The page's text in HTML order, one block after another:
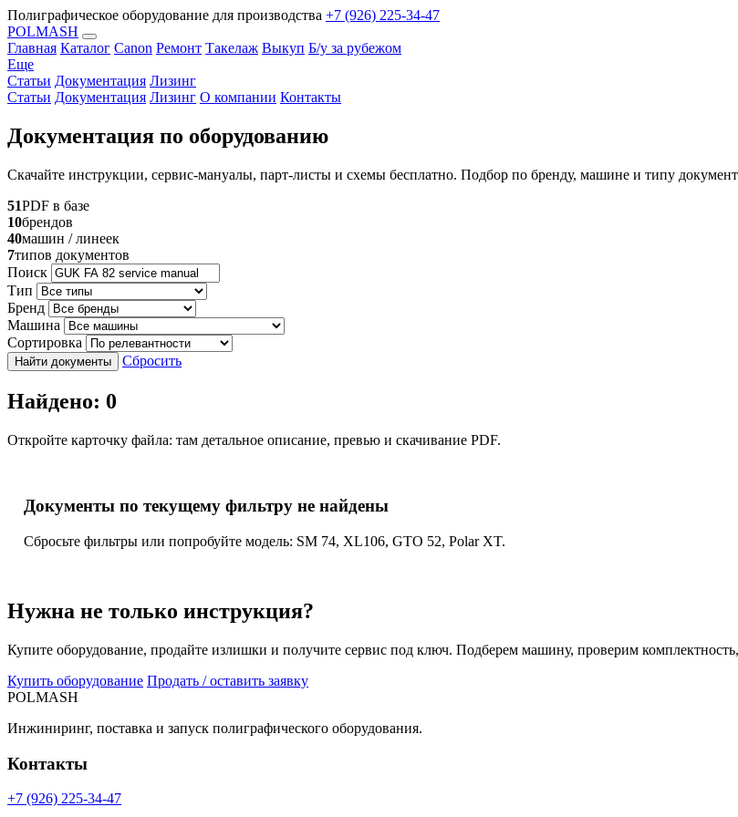
Полиграфическое оборудование для производства +7 (926) 225-34-47
POLMASH
Главная Каталог Canon Ремонт Такелаж Выкуп Б/у за рубежом
Еще
Статьи Документация Лизинг
Статьи Документация Лизинг О компании Контакты
Документация по оборудованию
Скачайте инструкции, сервис-мануалы, парт-листы и схемы бесплатно. Подбор по бренду, машине и типу
51PDF в базе
10брендов
40машин / линеек
7типов документов
Поиск
Тип
Бренд
Машина
Сортировка
Найти документы Сбросить
Найдено: 0
Откройте карточку файла: там детальное описание, превью и скачивание PDF.
Документы по текущему фильтру не найдены
Сбросьте фильтры или попробуйте модель: SM 74, XL106, GTO 52, Polar XT.
Нужна не только инструкция?
Купите оборудование, продайте излишки и получите сервис под ключ. Подберем машину, проверим
Купить оборудование Продать / оставить заявку
POLMASH
Инжиниринг, поставка и запуск полиграфического оборудования.
Контакты
+7 (926) 225-34-47